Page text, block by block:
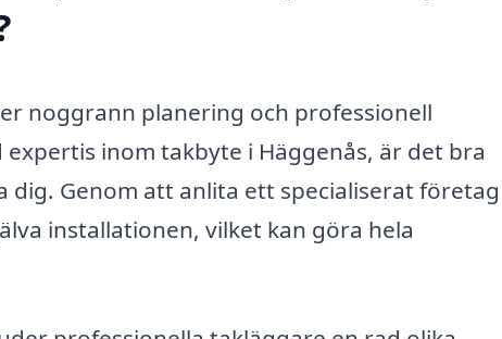
noggrann planering och professionell
inom takbyte i Häggenås, är det bra
Genom att anlita ett specialiserat företag
installationen, vilket kan göra hela